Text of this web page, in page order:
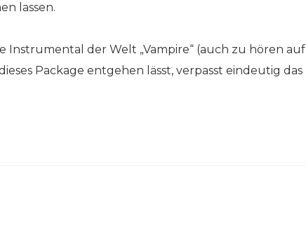
lassen.
Instrumental der Welt „Vampire“ (auch zu hören auf
Package entgehen lässt, verpasst eindeutig das